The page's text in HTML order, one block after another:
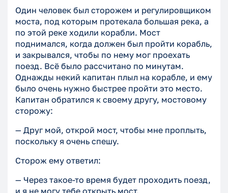
Один человек был сторожем и регулировщиком
моста, под которым протекала большая река, а
по этой реке ходили корабли. Мост
поднимался, когда должен был пройти корабль,
и закрывался, чтобы по нему мог проехать
поезд. Всё было рассчитано по минутам.
Однажды некий капитан плыл на корабле, и ему
было очень нужно быстрее пройти это место.
Капитан обратился к своему другу, мостовому
сторожу:
— Друг мой, открой мост, чтобы мне проплыть,
поскольку я очень спешу.
Сторож ему ответил:
— Через такое-то время будет проходить поезд,
и я не могу тебе открыть мост.